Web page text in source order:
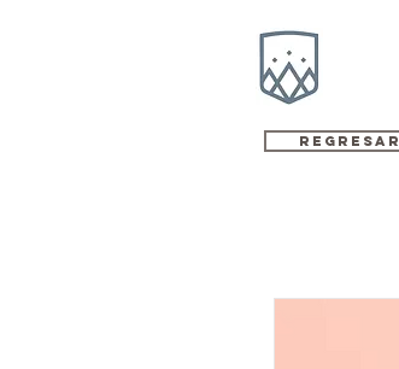
Regresar